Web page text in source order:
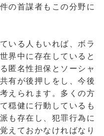
の首謀者もこの分野に
いる人もいれば、ボラ
界中に存在していると
匿名性担保とソーシャ
有が後押しをし、今後
えられます。多くの方
穏健に行動しているも
も存在し、犯罪行為に
えておかなければなり